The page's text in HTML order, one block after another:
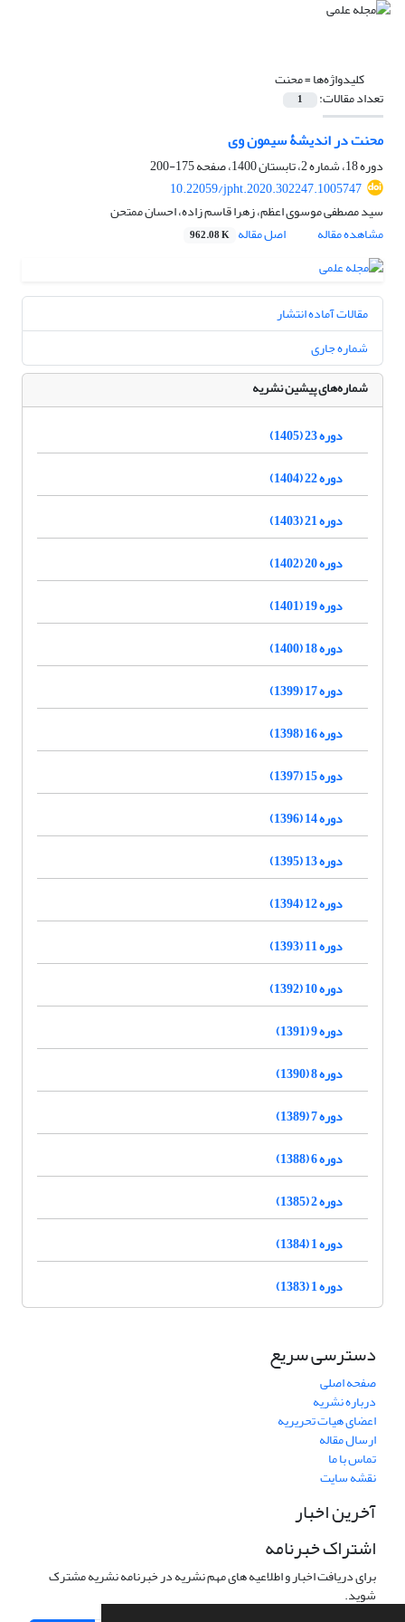
کلیدواژه‌ها =محنت
تعداد مقالات: 1
محنت در اندیشۀ سیمون وی
دوره 18، شماره 2، تابستان 1400، صفحه
175-200
10.22059/jpht.2020.302247.1005747
سید مصطفی موسوی اعظم، زهرا قاسم زاده، احسان ممتحن
مشاهده مقاله
اصل مقاله 962.08 K
مقالات آماده انتشار
شماره جاری
شماره‌های پیشین نشریه
دوره 23 (1405)
دوره 22 (1404)
دوره 21 (1403)
دوره 20 (1402)
دوره 19 (1401)
دوره 18 (1400)
دوره 17 (1399)
دوره 16 (1398)
دوره 15 (1397)
دوره 14 (1396)
دوره 13 (1395)
دوره 12 (1394)
دوره 11 (1393)
دوره 10 (1392)
دوره 9 (1391)
دوره 8 (1390)
دوره 7 (1389)
دوره 6 (1388)
دوره 2 (1385)
دوره 1 (1384)
دوره 1 (1383)
دسترسی سریع
صفحه اصلی
درباره نشریه
اعضای هیات تحریریه
ارسال مقاله
تماس با ما
نقشه سایت
آخرین اخبار
اشتراک خبرنامه
برای دریافت اخبار و اطلاعیه های مهم نشریه در خبرنامه نشریه مشترک
شوید.